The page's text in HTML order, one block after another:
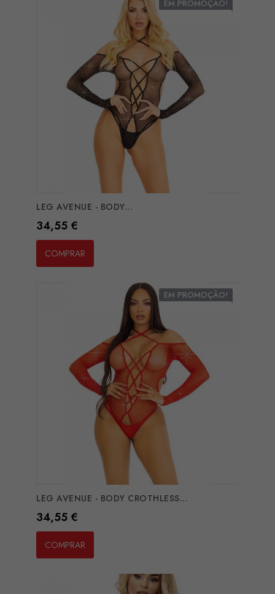
EM PROMOÇÃO!
LEG AVENUE - BODY...
Preço
34,55 €
COMPRAR
EM PROMOÇÃO!
LEG AVENUE - BODY CROTHLESS...
Preço
34,55 €
COMPRAR